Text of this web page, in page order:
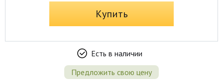
Купить
Есть в наличии
Предложить свою цену